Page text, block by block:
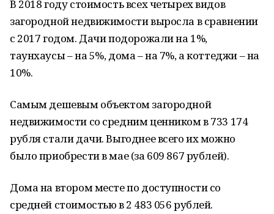
В 2018 году стоимость всех четырех видов
загородной недвижимости выросла в сравнении
с 2017 годом. Дачи подорожали на 1%,
таунхаусы – на 5%, дома – на 7%, а коттеджи – на
10%.
Самым дешевым объектом загородной
недвижимости со средним ценником в 733 174
рубля стали дачи. Выгоднее всего их можно
было приобрести в мае (за 609 867 рублей).
Дома на втором месте по доступности со
средней стоимостью в 2 483 056 рублей.